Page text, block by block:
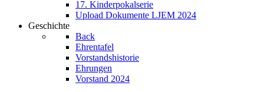
17. Kinderpokalserie
Upload Dokumente LJEM 2024
Geschichte
Back
Ehrentafel
Vorstandshistorie
Ehrungen
Vorstand 2024